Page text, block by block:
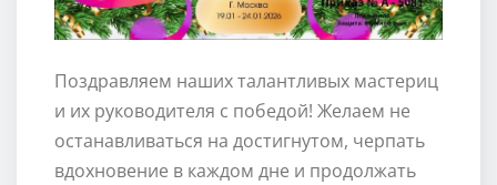
Поздравляем наших талантливых мастериц
и их руководителя с победой! Желаем не
останавливаться на достигнутом, черпать
вдохновение в каждом дне и продолжать